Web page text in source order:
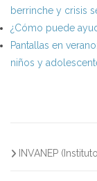
berrinche y crisis
¿Cómo puede
Pantallas en
niños y
INVANEP